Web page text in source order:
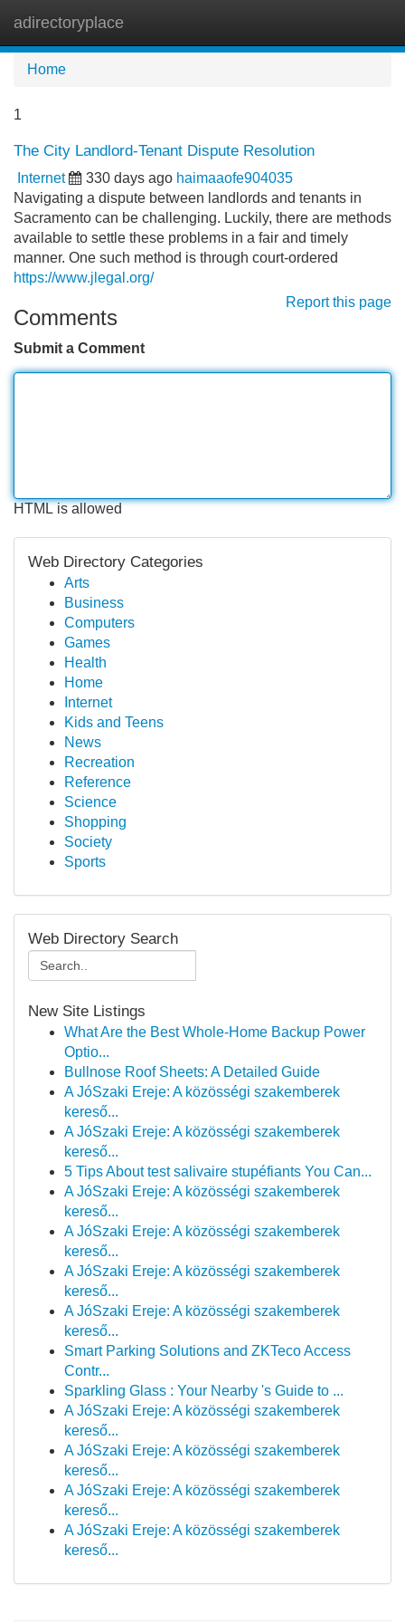
adirectoryplace
Home
1
The City Landlord-Tenant Dispute Resolution
Internet 330 days ago haimaaofe904035
Navigating a dispute between landlords and tenants in
Sacramento can be challenging. Luckily, there are methods
available to settle these problems in a fair and timely
manner. One such method is through court-ordered
https://www.jlegal.org/
Report this page
Comments
Submit a Comment
HTML is allowed
Web Directory Categories
Arts
Business
Computers
Games
Health
Home
Internet
Kids and Teens
News
Recreation
Reference
Science
Shopping
Society
Sports
Web Directory Search
New Site Listings
What Are the Best Whole-Home Backup Power
Optio...
Bullnose Roof Sheets: A Detailed Guide
A JóSzaki Ereje: A közösségi szakemberek
kereső...
A JóSzaki Ereje: A közösségi szakemberek
kereső...
5 Tips About test salivaire stupéfiants You Can...
A JóSzaki Ereje: A közösségi szakemberek
kereső...
A JóSzaki Ereje: A közösségi szakemberek
kereső...
A JóSzaki Ereje: A közösségi szakemberek
kereső...
A JóSzaki Ereje: A közösségi szakemberek
kereső...
Smart Parking Solutions and ZKTeco Access
Contr...
Sparkling Glass : Your Nearby 's Guide to ...
A JóSzaki Ereje: A közösségi szakemberek
kereső...
A JóSzaki Ereje: A közösségi szakemberek
kereső...
A JóSzaki Ereje: A közösségi szakemberek
kereső...
A JóSzaki Ereje: A közösségi szakemberek
kereső...